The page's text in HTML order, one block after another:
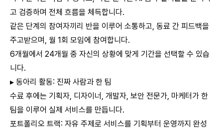
고 검증하며 전체 흐름을 체득합니다.
같은 단계의 참여자끼리 반을 이루어 소통하고, 동료 간 피드백을
주고받으며, 월 1회 모임에 참여합니다.
6개월에서 24개월 중 자신의 상황에 맞게 기간을 선택할 수 있습
니다.
▸ 동아리 활동: 진짜 사람과 한 팀
수료 후에는 기획자, 디자이너, 개발자, 보안 전문가, 마케터가 한
팀을 이루어 실제 서비스를 만듭니다.
포트폴리오 트랙: 자유 주제로 서비스를 기획부터 운영까지 완성